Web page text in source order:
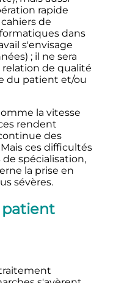
rapide
de
dans
s'envisage
; il ne sera
de qualité
du patient et/ou
la vitesse
rendent
des
ces difficultés
spécialisation,
la prise en
sévères.
patient